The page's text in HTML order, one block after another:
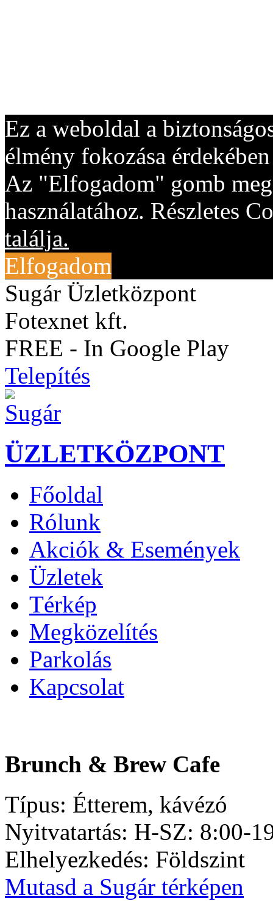
Ez a weboldal a
élmény fokozása
Az "Elfogadom" gomb
használatához. Részletes
találja.
Elfogadom
Sugár Üzletközpont
Fotexnet kft.
FREE - In Google Play
Telepítés
ÜZLETKÖZPONT
Főoldal
Rólunk
Akciók & Események
Üzletek
Térkép
Megközelítés
Parkolás
Kapcsolat
Brunch & Brew Cafe
Típus: Étterem, kávézó
Nyitvatartás: H-SZ: 8:00-
Elhelyezkedés: Földszint
Mutasd a Sugár térképen